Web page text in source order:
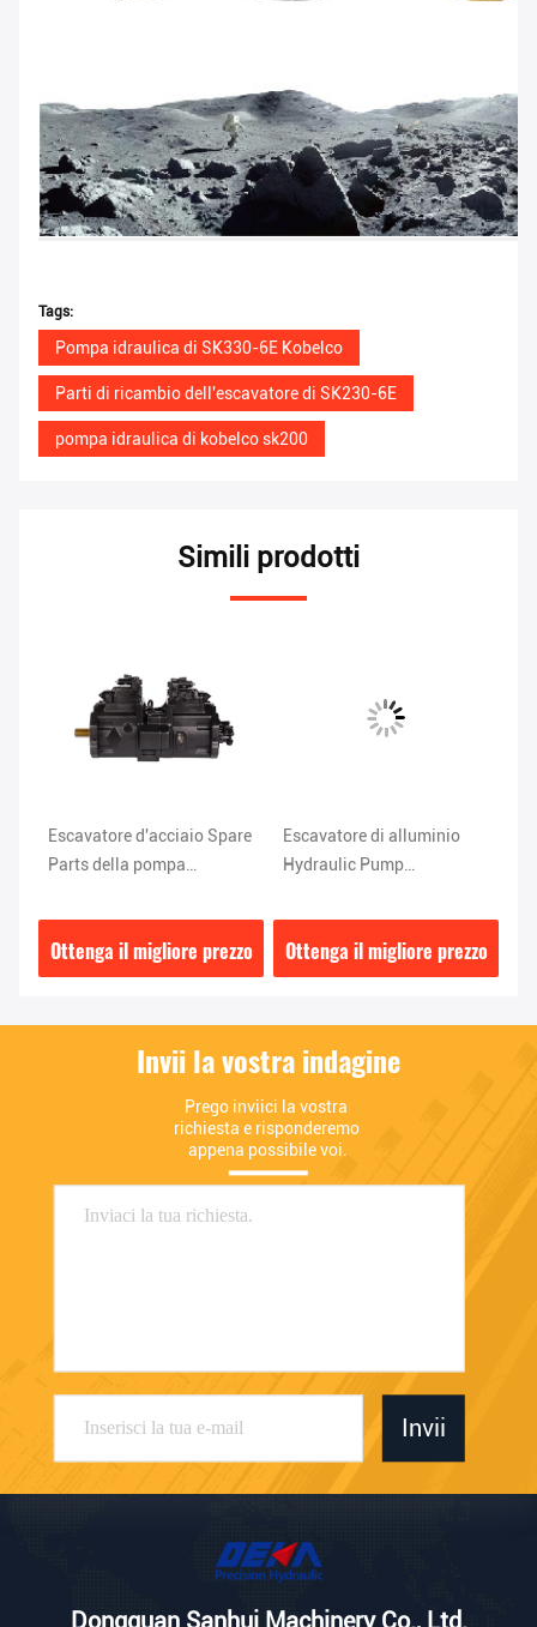
Tags:
Pompa idraulica di SK330-6E Kobelco
Parti di ricambio dell'escavatore di SK230-6E
pompa idraulica di kobelco sk200
Simili prodotti
Escavatore d'acciaio Spare
Parts della pompa
K3V180DTH-9TOV Kobelco
Ottenga il migliore prezzo
Escavatore di alluminio
Hydraulic Pump
Seat Kobelco
Ottenga il migliore prezzo
Invii la vostra indagine
Prego inviici la vostra
richiesta e risponderemo
appena possibile voi.
Invii